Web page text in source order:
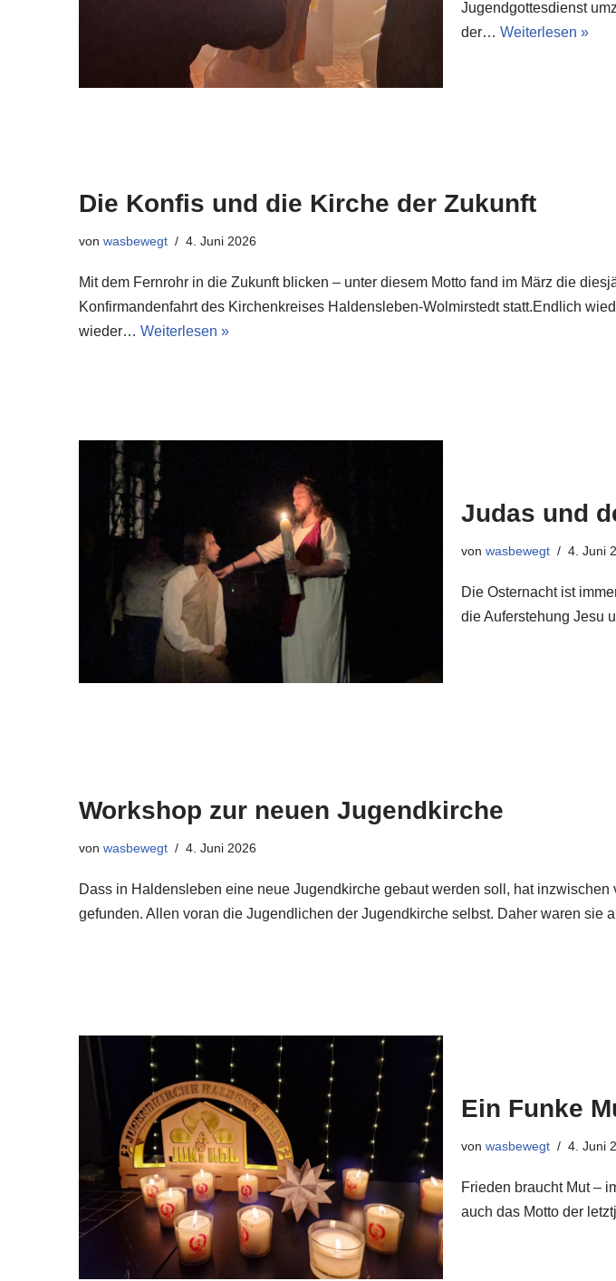
Jugendgottesdienst
der…Weiterlesen »
Die Konfis und die Kirche der Zukunft
von wasbewegt 4. Juni 2026
Mit dem Fernrohr in die Zukunft blicken – unter diesem Motto fand im März die
Konfirmandenfahrt des Kirchenkreises Haldensleben-Wolmirstedt statt.Endlich
wieder… Weiterlesen »
Judas und
vonwasbewegt 4. Juni
Die Osternacht ist
die Auferstehung Jesu
Workshop zur neuen Jugendkirche
von wasbewegt 4. Juni 2026
Dass in Haldensleben eine neue Jugendkirche gebaut werden soll, hat inzwischen
gefunden. Allen voran die Jugendlichen der Jugendkirche selbst. Daher waren sie
Ein Funke
vonwasbewegt 4. Juni
Frieden braucht Mut –
auch das Motto der